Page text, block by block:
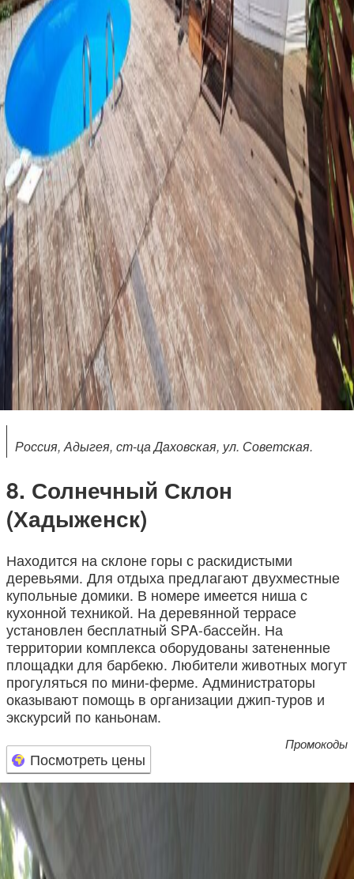
Россия, Адыгея, ст-ца Даховская, ул. Советская.
Солнечный Склон
(Хадыженск)
Находится на склоне горы с раскидистыми
деревьями. Для отдыха предлагают двухместные
купольные домики. В номере имеется ниша с
кухонной техникой. На деревянной террасе
установлен бесплатный SPA-бассейн. На
территории комплекса оборудованы затененные
площадки для барбекю. Любители животных могут
прогуляться по мини-ферме. Администраторы
оказывают помощь в организации джип-туров и
экскурсий по каньонам.
Посмотреть цены
Промокоды